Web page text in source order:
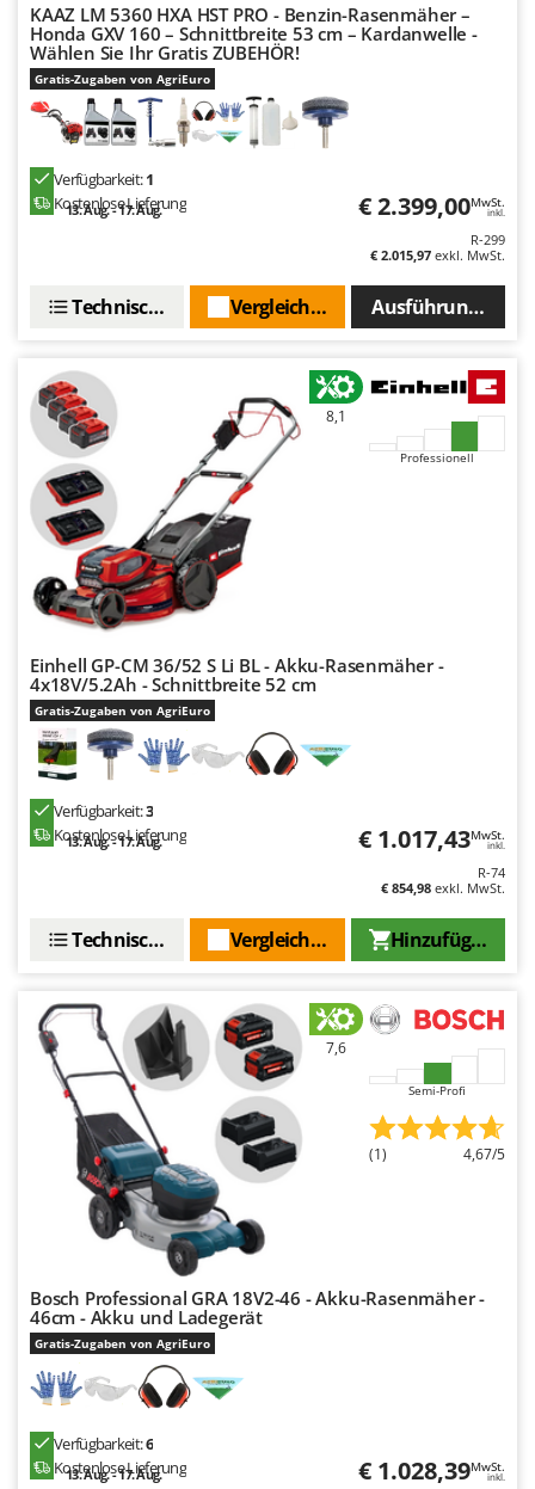
KAAZ LM 5360 HXA HST PRO - Benzin-Rasenmäher –
Honda GXV 160 – Schnittbreite 53 cm – Kardanwelle -
Wählen Sie Ihr Gratis ZUBEHÖR!
Gratis-Zugaben von AgriEuro
Verfügbarkeit:1
Kostenlose Lieferung
13. Aug. - 17. Aug. € 2.399,00MwSt.
inkl.
R-299
€ 2.015,97 exkl. MwSt.
Ausführungen(4)
Vergleichen Sie
Technische Daten
8,1
Professionell
Einhell GP-CM 36/52 S Li BL - Akku-Rasenmäher -
4x18V/5.2Ah - Schnittbreite 52 cm
Gratis-Zugaben von AgriEuro
Verfügbarkeit:3
Kostenlose Lieferung
13. Aug. - 17. Aug. € 1.017,43MwSt.
inkl.
R-74
€ 854,98 exkl. MwSt.
Hinzufügen
Vergleichen Sie
Technische Daten
7,6
Semi-Profi
(1) 4,67/5
Bosch Professional GRA 18V2-46 - Akku-Rasenmäher -
46cm - Akku und Ladegerät
Gratis-Zugaben von AgriEuro
Verfügbarkeit:6
Kostenlose Lieferung
13. Aug. - 17. Aug. € 1.028,39MwSt.
inkl.